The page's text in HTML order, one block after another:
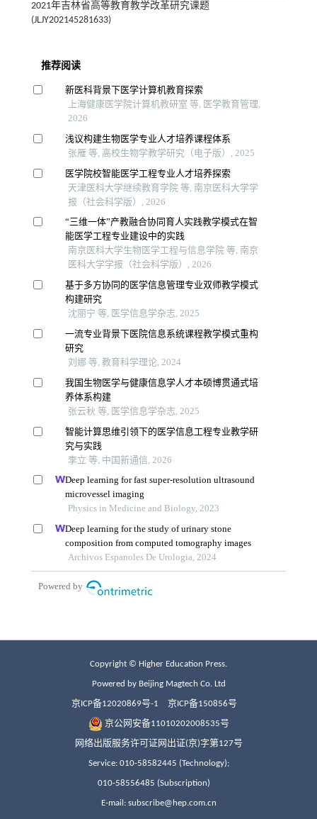
2021年吉林省高等教育教学改革研究课题
(JLJY202145281633)
Copyright © Higher Education Press.
Powered by Beijing Magtech Co. Ltd
京ICP备12020869号-1 京ICP备150856号
京公网安备11010202008535号
网络出版服务许可证网出证(京)字第127号
Service: 010-58582445 (Technology);
010-58556485 (Subscription)
E-mail: subscribe@hep.com.cn